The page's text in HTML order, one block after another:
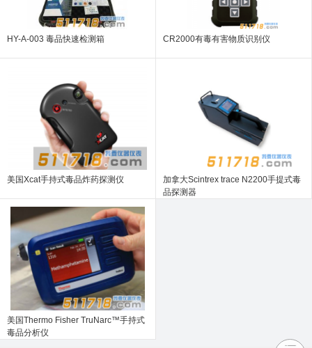
HY-A-003 毒品快速检测箱 CR2000有毒有害物质识别仪
美国Xcat手持式毒品炸药探测仪
加拿大Scintrex trace N2200手提式毒
品探测器
美国Thermo Fisher TruNarc™手持式
毒品分析仪